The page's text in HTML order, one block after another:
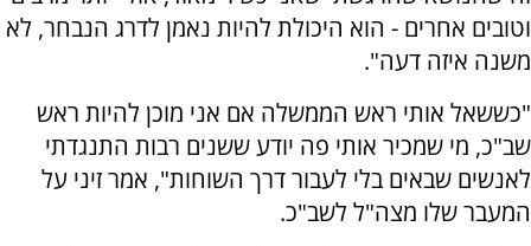
וטובים אחרים - הוא היכולת להיות נאמן לדרג הנבחר, לא
משנה איזה דעה".
"כששאל אותי ראש הממשלה אם אני מוכן להיות ראש
שב"כ, מי שמכיר אותי פה יודע ששנים רבות התנגדתי
לאנשים שבאים בלי לעבור דרך השוחות", אמר זיני על
המעבר שלו מצה"ל לשב"כ.